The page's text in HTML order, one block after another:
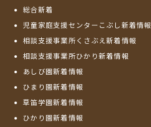
総合新着
児童家庭支援センターこぶし新着情報
相談支援事業所くさぶえ新着情報
相談支援事業所ひかり新着情報
あしび園新着情報
ひまり園新着情報
草笛学園新着情報
ひかり園新着情報